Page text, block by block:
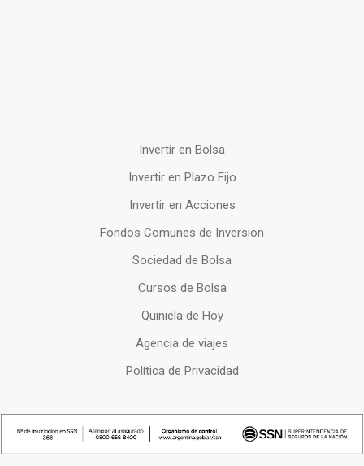
Invertir en Bolsa
Invertir en Plazo Fijo
Invertir en Acciones
Fondos Comunes de Inversion
Sociedad de Bolsa
Cursos de Bolsa
Quiniela de Hoy
Agencia de viajes
Política de Privacidad